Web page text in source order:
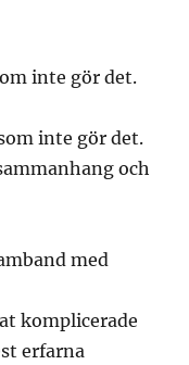
inte gör det.
inte gör det.
och
med
komplicerade
erfarna